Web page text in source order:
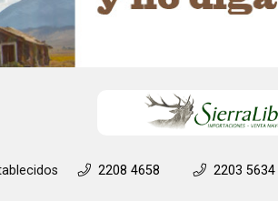
2208 4658 2203 5634